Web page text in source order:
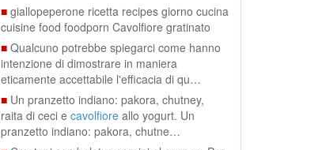
■ giallopeperone ricetta recipes giorno cucina
cuisine food foodporn Cavolfiore gratinato
■ Qualcuno potrebbe spiegarci come hanno
intenzione di dimostrare in maniera
eticamente accettabile l'efficacia di qu…
■ Un pranzetto indiano: pakora, chutney,
raita di ceci e cavolfiore allo yogurt. Un
pranzetto indiano: pakora, chutne…